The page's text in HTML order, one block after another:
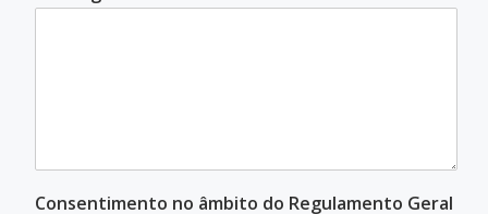
Consentimento no âmbito do Regulamento Geral